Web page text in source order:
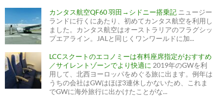
カンタス航空QF60 羽田→シドニー搭乗記 ニュージー
ランドに行くにあたり、初めてカンタス航空を利用し
ました。カンタス航空はオーストラリアのフラグシッ
プエアライン。JALと同じくワンワールドに加...
LCCスクートのエコノミーは有料座席指定がおすすめ
／サイレントゾーンでより快適に 2019年のGWを利
用して、北西ヨーロッパをめぐる旅に出ます。例年は
うちの会社はGWはほぼ3連休しかないため、これま
でGWに海外旅行に出かけたことがな...